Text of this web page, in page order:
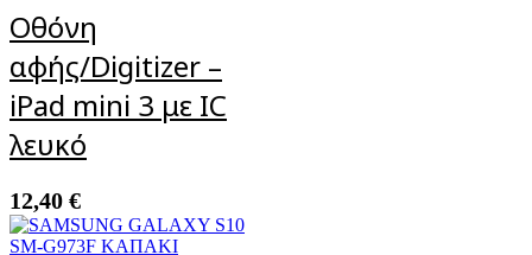
Οθόνη
αφής/Digitizer –
iPad mini 3 με IC
λευκό
12,40 €